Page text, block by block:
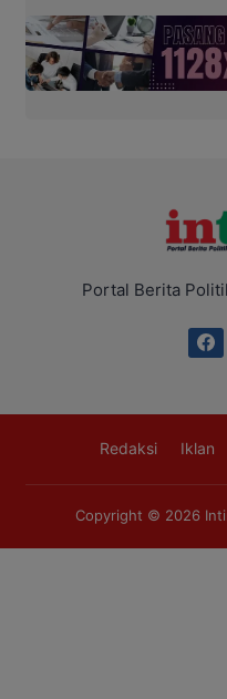
Portal Berita
Redaksi Iklan
Copyright © 2026